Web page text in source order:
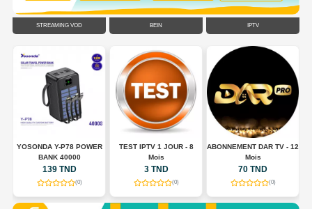
STREAMING VOD BEIN IPTV
YOSONDA Y-P78 POWER
BANK 40000
139 TND
(0)
TEST IPTV 1 JOUR - 8
Mois
3 TND
(0)
ABONNEMENT DAR TV - 12
Mois
70 TND
(0)